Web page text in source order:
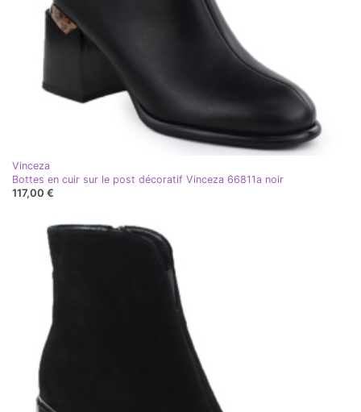
Vinceza
Bottes en cuir sur le post décoratif Vinceza 66811a noir
117,00 €